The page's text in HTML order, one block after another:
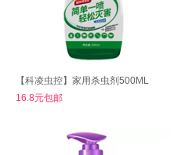
【科凌虫控】家用杀虫剂500ML
16.8元包邮